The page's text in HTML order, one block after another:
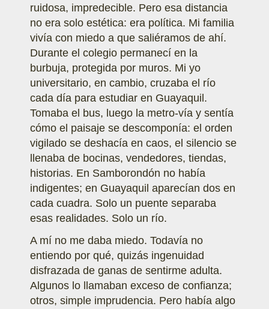
ruidosa, impredecible. Pero esa distancia
no era solo estética: era política. Mi familia
vivía con miedo a que saliéramos de ahí.
Durante el colegio permanecí en la
burbuja, protegida por muros. Mi yo
universitario, en cambio, cruzaba el río
cada día para estudiar en Guayaquil.
Tomaba el bus, luego la metro-vía y sentía
cómo el paisaje se descomponía: el orden
vigilado se deshacía en caos, el silencio se
llenaba de bocinas, vendedores, tiendas,
historias. En Samborondón no había
indigentes; en Guayaquil aparecían dos en
cada cuadra. Solo un puente separaba
esas realidades. Solo un río.
A mí no me daba miedo. Todavía no
entiendo por qué, quizás ingenuidad
disfrazada de ganas de sentirme adulta.
Algunos lo llamaban exceso de confianza;
otros, simple imprudencia. Pero había algo